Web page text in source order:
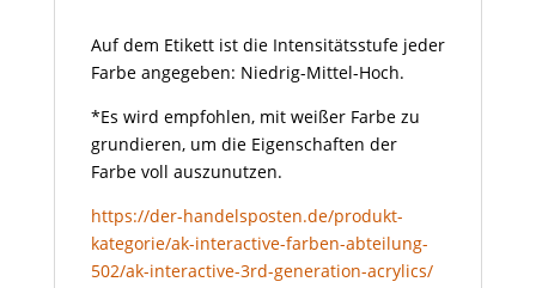
Auf dem Etikett ist die Intensitätsstufe jeder
Farbe angegeben: Niedrig-Mittel-Hoch.
*Es wird empfohlen, mit weißer Farbe zu
grundieren, um die Eigenschaften der
Farbe voll auszunutzen.
https://der-handelsposten.de/produkt-
kategorie/ak-interactive-farben-abteilung-
502/ak-interactive-3rd-generation-acrylics/